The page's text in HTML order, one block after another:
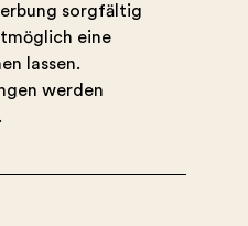
sorgfältig
eine
lassen.
werden